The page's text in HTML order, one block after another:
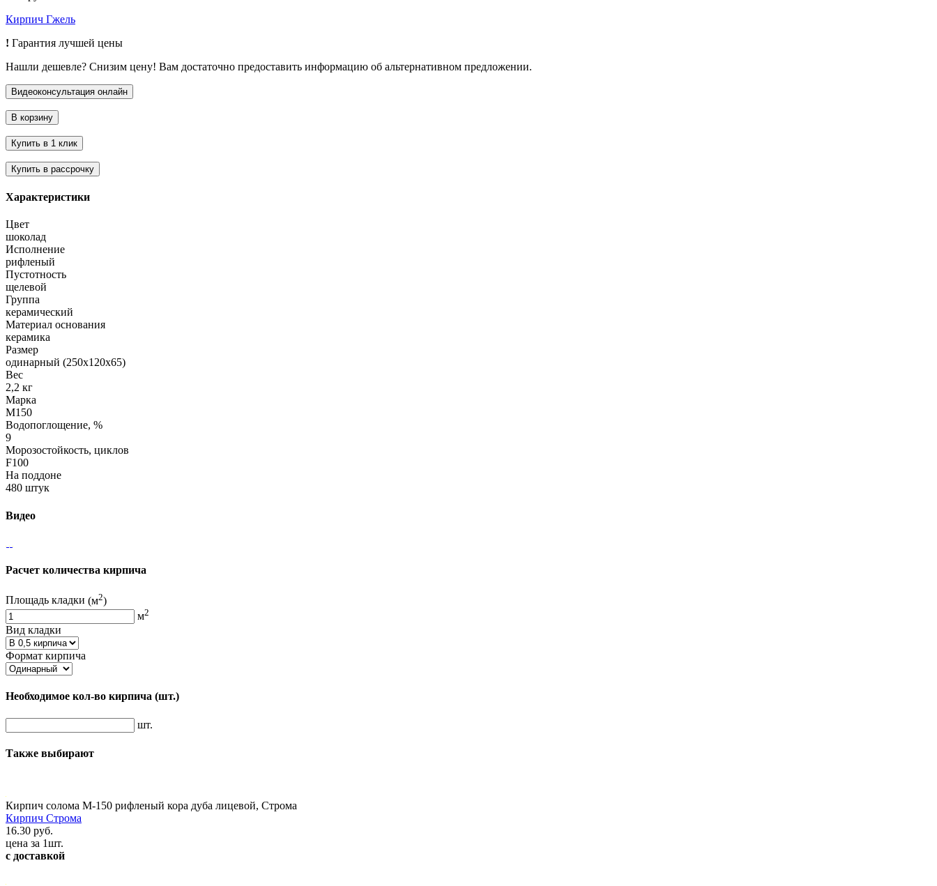
Кирпич Гжель
! Гарантия лучшей цены
Нашли дешевле? Снизим цену! Вам достаточно предоставить информацию об альтернативном предложении.
Характеристики
Цвет
шоколад
Исполнение
рифленый
Пустотность
щелевой
Группа
керамический
Материал основания
керамика
Размер
одинарный (250х120х65)
Вес
2,2 кг
Марка
М150
Водопоглощение, %
9
Морозостойкость, циклов
F100
На поддоне
480 штук
Видео
Расчет количества кирпича
Площадь кладки (м2)
м2
Вид кладки
Формат кирпича
Необходимое кол-во кирпича (шт.)
шт.
Также выбирают
Кирпич солома М-150 рифленый кора дуба лицевой, Строма
Кирпич Строма
16.30 руб.
цена за 1шт.
с доставкой